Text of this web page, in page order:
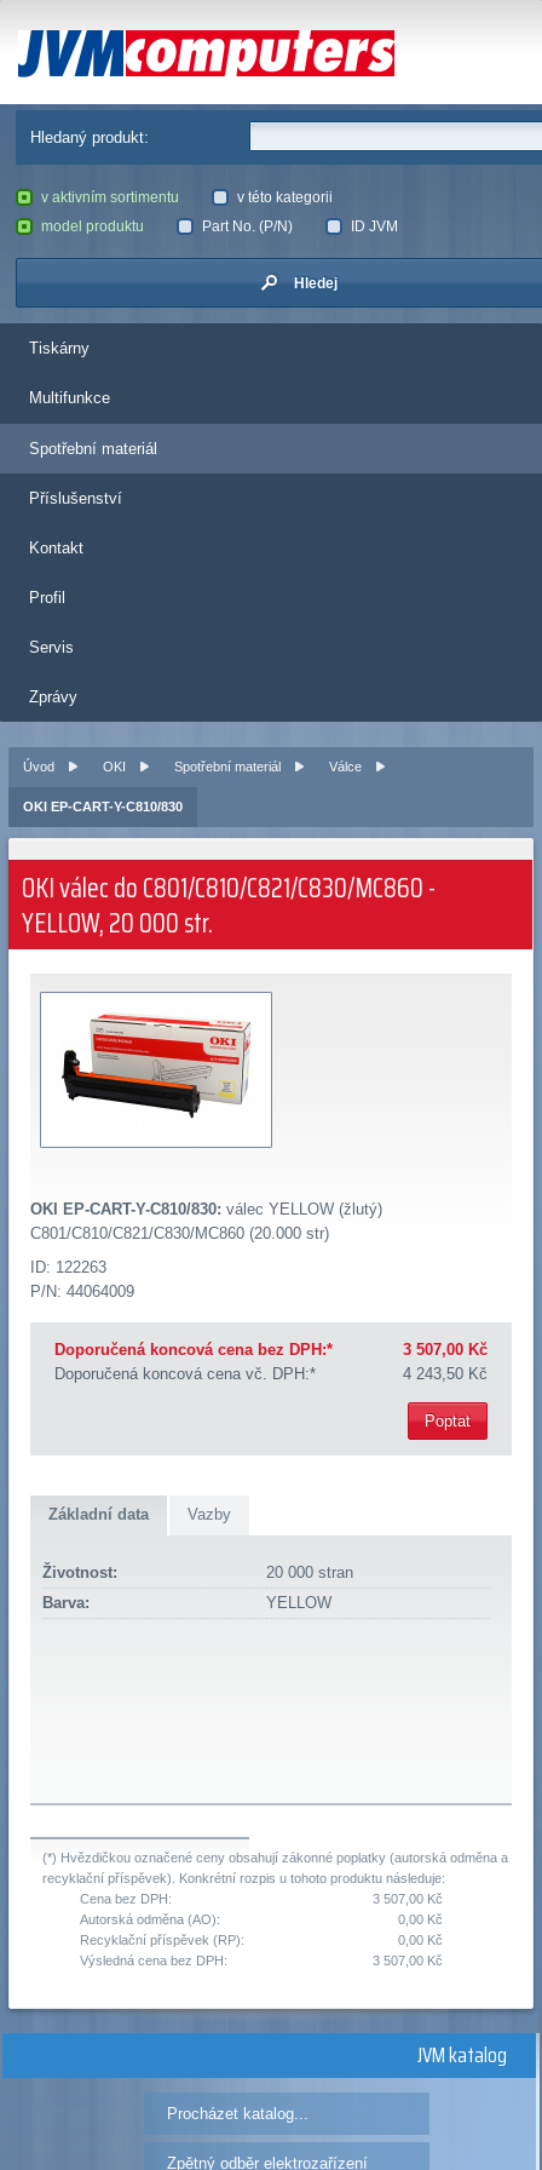
JVM Computers
Hledaný produkt:
v aktivním sortimentu
v této kategorii
model produktu
Part No. (P/N) ID JVM
Hledej
Tiskárny
Multifunkce
Spotřební materiál
Příslušenství
Kontakt
Profil
Servis
Zprávy
Úvod OKI Spotřební materiál Válce
OKI EP-CART-Y-C810/830
OKI válec do C801/C810/C821/C830/MC860 -
YELLOW, 20 000 str.
OKI EP-CART-Y-C810/830: válec YELLOW (žlutý)
C801/C810/C821/C830/MC860 (20.000 str)
ID: 122263
P/N: 44064009
Doporučená koncová cena bez DPH:*
3 507,00 Kč
Doporučená koncová cena vč. DPH:*
4 243,50 Kč
Poptat
Základní data Vazby
Životnost:
20 000 stran
Barva:
YELLOW
(*) Hvězdičkou označené ceny obsahují zákonné poplatky (autorská odměna a
recyklační příspěvek). Konkrétní rozpis u tohoto produktu následuje:
Cena bez DPH:
3 507,00 Kč
Autorská odměna (AO):
0,00 Kč
Recyklační příspěvek (RP):
0,00 Kč
Výsledná cena bez DPH:
3 507,00 Kč
JVM katalog
Procházet katalog...
Zpětný odběr elektrozařízení